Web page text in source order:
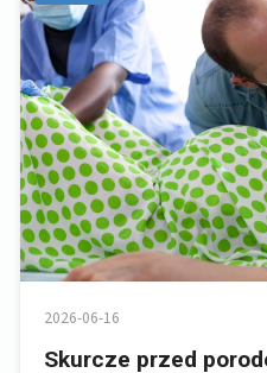
2026-06-16
Skurcze przed